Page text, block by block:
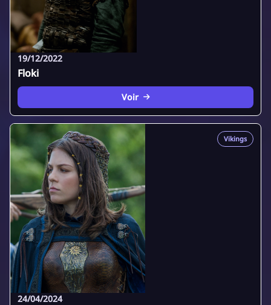
19/12/2022
Floki
Voir
Vikings
24/04/2024